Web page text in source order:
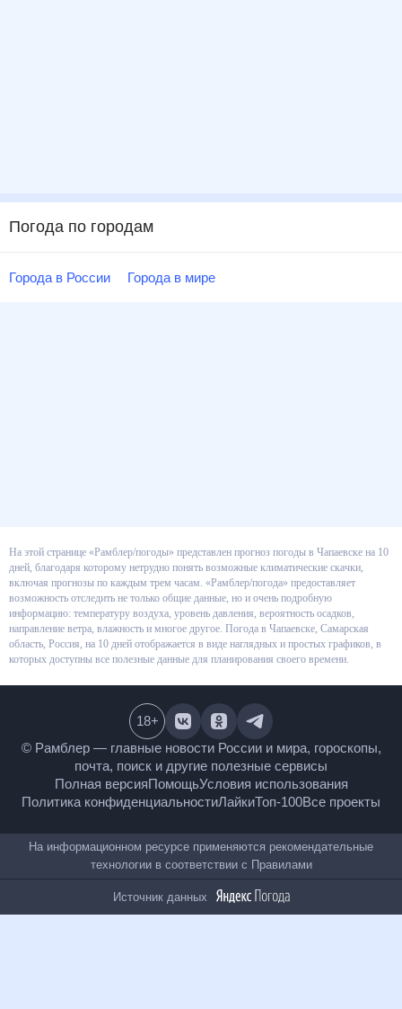
Погода по городам
Города в России Города в мире
На этой странице «Рамблер/погоды» представлен прогноз погоды в
Чапаевске на 10 дней, благодаря которому нетрудно понять возможные
климатические скачки, включая прогнозы по каждым трем часам.
«Рамблер/погода» предоставляет возможность отследить не только
общие данные, но и очень подробную информацию: температуру воздуха,
уровень давления, вероятность осадков, направление ветра, влажность и
многое другое. Погода в Чапаевске, Самарская область, Россия, на 10
дней отображается в виде наглядных и простых графиков, в которых
© Рамблер — главные новости России и мира,
гороскопы, почта, поиск и другие полезные сервисы
Полная версияПомощьУсловия использования
Все проекты
18+
На информационном ресурсе применяются
рекомендательные технологии в соответствии с